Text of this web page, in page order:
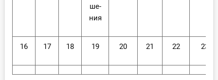
ше­
ния
16 17 18 19 20 21 22 23